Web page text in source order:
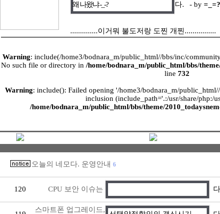
왜 나왔냐 -_-?
다. - by =_=?
..............이거뭐 불도저랑 도찐 개찐................
Warning: include(/home3/bodnara_m/public_html//bbs/inc/
No such file or directory in /home/bodnara_m/public_html/bbs/
line 732
Warning: include(): Failed opening '/home3/bodnara_m/
inclusion (include_path='.:/usr/share/php:/
/home/bodnara_m/public_html/bbs/theme/
오늘의 네모다. 운영안내 6
120 CPU 보안 이슈는
스마트폰 업그레이드,